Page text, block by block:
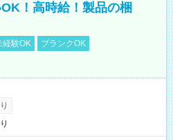
！高時給！製品の梱
経験OK
ブランクOK